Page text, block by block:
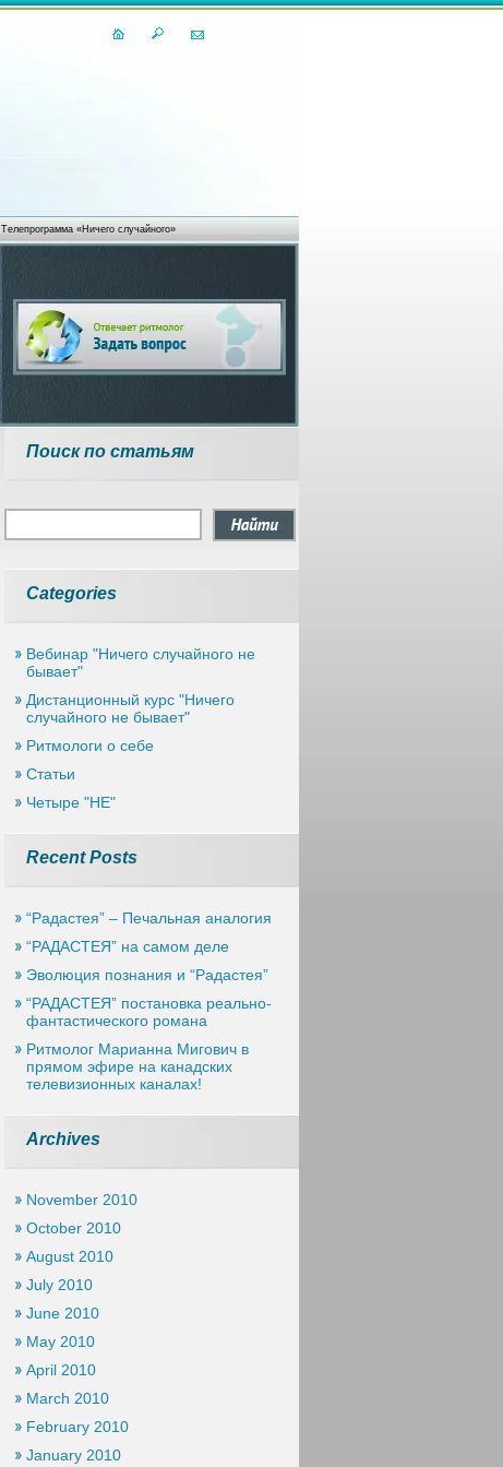
Телепрограмма «Ничего случайного»
Поиск по статьям
Categories
Вебинар "Ничего случайного не
бывает"
Дистанционный курс "Ничего
случайного не бывает"
Ритмологи о себе
Статьи
Четыре "НЕ"
Recent Posts
“Радастея” – Печальная анaлогия
“РАДАСТЕЯ” на самом деле
Эволюция познания и “Радастея”
“РАДАСТЕЯ” постановка реально-
фантастического романа
Ритмолог Марианна Мигович в
прямом эфире на канадских
телевизионных каналах!
Archives
November 2010
October 2010
August 2010
July 2010
June 2010
May 2010
April 2010
March 2010
February 2010
January 2010